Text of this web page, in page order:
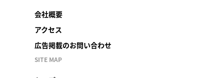
会社概要
アクセス
広告掲載のお問い合わせ
SITE MAP